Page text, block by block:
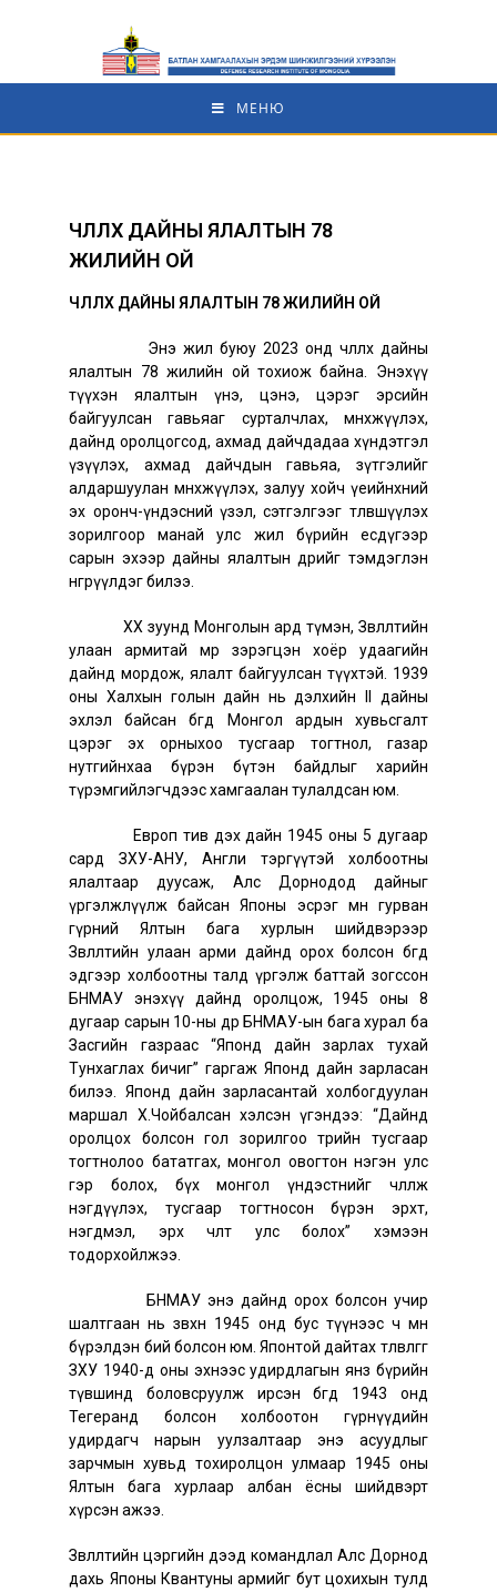
МЕНЮ
ЧӨЛӨӨЛӨХ ДАЙНЫ ЯЛАЛТЫН 78
ЖИЛИЙН ОЙ
ЧӨЛӨӨЛӨХ ДАЙНЫ ЯЛАЛТЫН 78 ЖИЛИЙН ОЙ
Энэ жил буюу 2023 онд чөлөөлөх дайны
ялалтын 78 жилийн ой тохиож байна. Энэхүү
түүхэн ялалтын үнэ, цэнэ, цэрэг эрсийн
байгуулсан гавьяаг сурталчлах, мөнхжүүлэх,
дайнд оролцогсод, ахмад дайчдадаа хүндэтгэл
үзүүлэх, ахмад дайчдын гавьяа, зүтгэлийг
алдаршуулан мөнхжүүлэх, залуу хойч үеийнхний
эх оронч-үндэсний үзэл, сэтгэлгээг төлөвшүүлэх
зорилгоор манай улс жил бүрийн есдүгээр
сарын эхээр дайны ялалтын өдрийг тэмдэглэн
өнгөрүүлдэг билээ.
XX зуунд Монголын ард түмэн, Зөвлөлтийн
улаан армитай мөр зэрэгцэн хоёр удаагийн
дайнд мордож, ялалт байгуулсан түүхтэй. 1939
оны Халхын голын дайн нь дэлхийн II дайны
эхлэл байсан бөгөөд Монгол ардын хувьсгалт
цэрэг эх орныхоо тусгаар тогтнол, газар
нутгийнхаа бүрэн бүтэн байдлыг харийн
түрэмгийлэгчдээс хамгаалан тулалдсан юм.
Европ тив дэх дайн 1945 оны 5 дугаар
сард ЗХУ-АНУ, Англи тэргүүтэй холбоотны
ялалтаар дуусаж, Алс Дорнодод дайныг
үргэлжлүүлж байсан Японы эсрэг мөн гурван
гүрний Ялтын бага хурлын шийдвэрээр
Зөвлөлтийн улаан арми дайнд орох болсон бөгөөд
эдгээр холбоотны талд үргэлж баттай зогссон
БНМАУ энэхүү дайнд оролцож, 1945 оны 8
дугаар сарын 10-ны өдөр БНМАУ-ын бага хурал ба
Засгийн газраас “Японд дайн зарлах тухай
Тунхаглах бичиг” гаргаж Японд дайн зарласан
билээ. Японд дайн зарласантай холбогдуулан
маршал Х.Чойбалсан хэлсэн үгэндээ: “Дайнд
оролцох болсон гол зорилгоо төрийн тусгаар
тогтнолоо бататгах, монгол овогтон нэгэн улс
гэр болох, бүх монгол үндэстнийг чөлөөлж
нэгдүүлэх, тусгаар тогтносон бүрэн эрхт,
нэгдмэл, эрх чөлөөт улс болох” хэмээн
тодорхойлжээ.
БНМАУ энэ дайнд орох болсон учир
шалтгаан нь зөвхөн 1945 онд бус түүнээс ч өмнө
бүрэлдэн бий болсон юм. Японтой дайтах төлөвлөгөөг
ЗХУ 1940-өөд оны эхнээс удирдлагын янз бүрийн
түвшинд боловсруулж ирсэн бөгөөд 1943 онд
Тегеранд болсон холбоотон гүрнүүдийн
удирдагч нарын уулзалтаар энэ асуудлыг
зарчмын хувьд тохиролцон улмаар 1945 оны
Ялтын бага хурлаар албан ёсны шийдвэрт
хүрсэн ажээ.
Зөвлөлтийн цэргийн дээд командлал Алс Дорнод
дахь Японы Квантуны армийг бут цохихын тулд